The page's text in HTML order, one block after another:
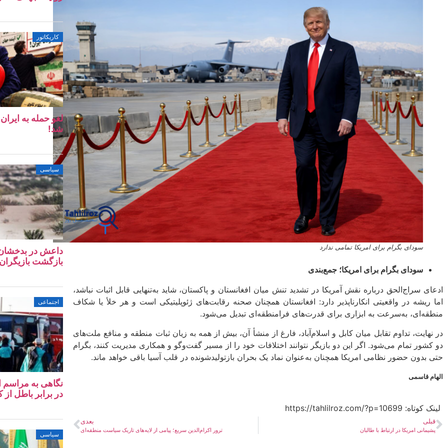
سودای بگرام برای امریکا تمامی ندارد
سودای بگرام برای امریکا؛ جمع‌بندی
ادعای سراج‌الحق درباره نقش آمریکا در تشدید تنش میان افغانستان و پاکستان، شاید به‌تنهایی قابل اثبات نباشد،
اما ریشه در واقعیتی انکارناپذیر دارد: افغانستان همچنان صحنه رقابت‌های ژئوپلیتیکی است و هر خلأ یا شکاف
منطقه‌ای، به‌سرعت به ابزاری برای قدرت‌های فرامنطقه‌ای تبدیل می‌شود.
در نهایت، تداوم تقابل میان کابل و اسلام‌آباد، فارغ از منشأ آن، بیش از همه به زیان ثبات منطقه و منافع ملت‌های
دو کشور تمام می‌شود. اگر این دو بازیگر نتوانند اختلافات خود را از مسیر گفت‌وگو و همکاری مدیریت کنند، بگرام
حتی بدون حضور نظامی امریکا همچنان به‌عنوان نماد یک بحران بازتولیدشونده در قلب آسیا باقی خواهد ماند.
الهام قاسمی
لینک کوتاه:​ https://tahlilroz.com/?p=10699
قبلی
پشیمانی امریکا در ارتباط با طالبان
بعدی
ترور اکرام‌الدین سریع؛ پیامی از لایه‌های تاریک سیاست منطقه‌ای
کاریکاتور
لغو حمله به
شد!
سیاسی
داعش در بدخشان؛
بازگشت
اجتماعی
در برابر باطل از
سیاسی